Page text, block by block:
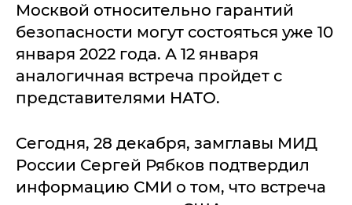
Москвой относительно гарантий
безопасности могут состояться уже 10
января 2022 года. А 12 января
аналогичная встреча пройдет с
представителями НАТО.
Сегодня, 28 декабря, замглавы МИД
России Сергей Рябков подтвердил
информацию СМИ о том, что встреча